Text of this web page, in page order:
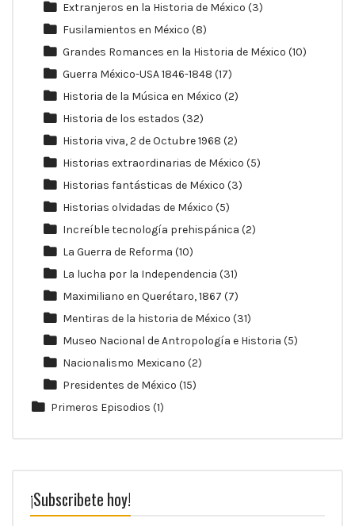
Extranjeros en la Historia de México (3)
Fusilamientos en México (8)
Grandes Romances en la Historia de México (10)
Guerra México-USA 1846-1848 (17)
Historia de la Música en México (2)
Historia de los estados (32)
Historia viva, 2 de Octubre 1968 (2)
Historias extraordinarias de México (5)
Historias fantásticas de México (3)
Historias olvidadas de México (5)
Increíble tecnología prehispánica (2)
La Guerra de Reforma (10)
La lucha por la Independencia (31)
Maximiliano en Querétaro, 1867 (7)
Mentiras de la historia de México (31)
Museo Nacional de Antropología e Historia (5)
Nacionalismo Mexicano (2)
Presidentes de México (15)
Primeros Episodios (1)
¡Subscribete hoy!